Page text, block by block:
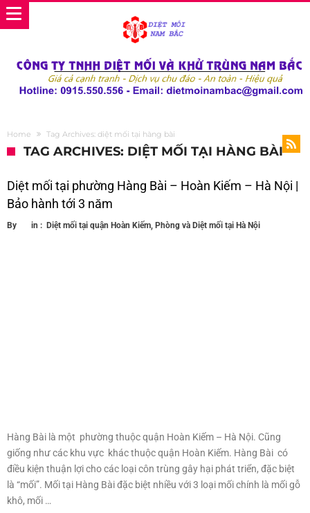
Home Tag Archives: diệt mối tại hàng bài
TAG ARCHIVES: DIỆT MỐI TẠI HÀNG BÀI
Diệt mối tại phường Hàng Bài – Hoàn Kiếm – Hà Nội |
Bảo hành tới 3 năm
By in : Diệt mối tại quận Hoàn Kiếm, Phòng và Diệt mối tại Hà Nội
Hàng Bài là một phường thuộc quận Hoàn Kiếm – Hà Nội. Cũng
giống như các khu vực khác thuộc quận Hoàn Kiếm. Hàng Bài có
điều kiện thuận lợi cho các loại côn trùng gây hại phát triển, đặc biệt
là “mối”. Mối tại Hàng Bài đặc biệt nhiều với 3 loại mối chính là mối gỗ
khô, mối …